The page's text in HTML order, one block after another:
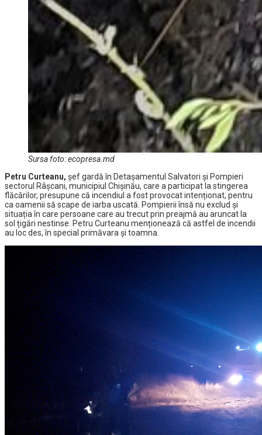
Sursa foto: ecopresa.md
Petru Curteanu, șef gardă în Detașamentul Salvatori și Pompieri
sectorul Râșcani, municipiul Chișinău, care a participat la stingerea
flăcărilor, presupune că incendiul a fost provocat intenționat, pentru
ca oamenii să scape de iarba uscată. Pompierii însă nu exclud și
situația în care persoane care au trecut prin preajmă au aruncat la
sol țigări nestinse. Petru Curteanu menționează că astfel de incendii
au loc des, în special primăvara și toamna.